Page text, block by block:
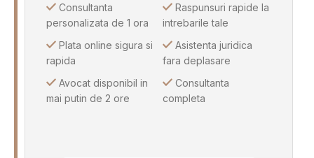
Consultanta
personalizata de 1 ora
Plata online sigura si
rapida
Avocat disponibil in
mai putin de 2 ore
Raspunsuri rapide la
intrebarile tale
Asistenta juridica
fara deplasare
Consultanta
completa